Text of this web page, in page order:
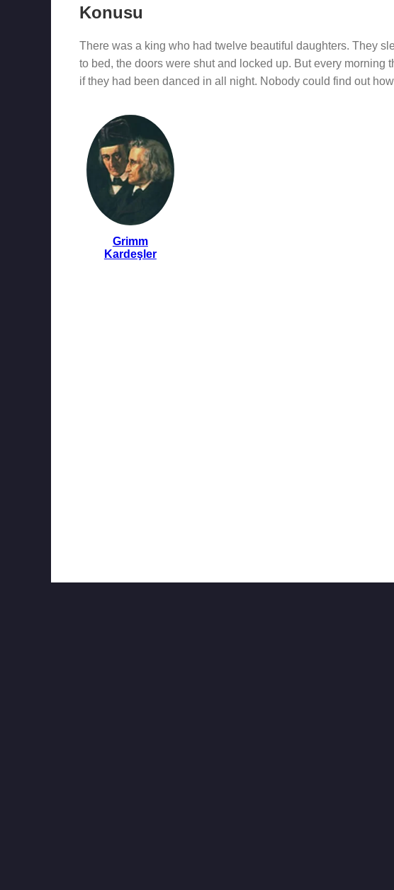
Konusu
There was a king who had twelve beautiful daughters. They
to bed, the doors were shut and locked up. But every morning
if they had been danced in all night. Nobody could find out
Grimm
Kardeşler